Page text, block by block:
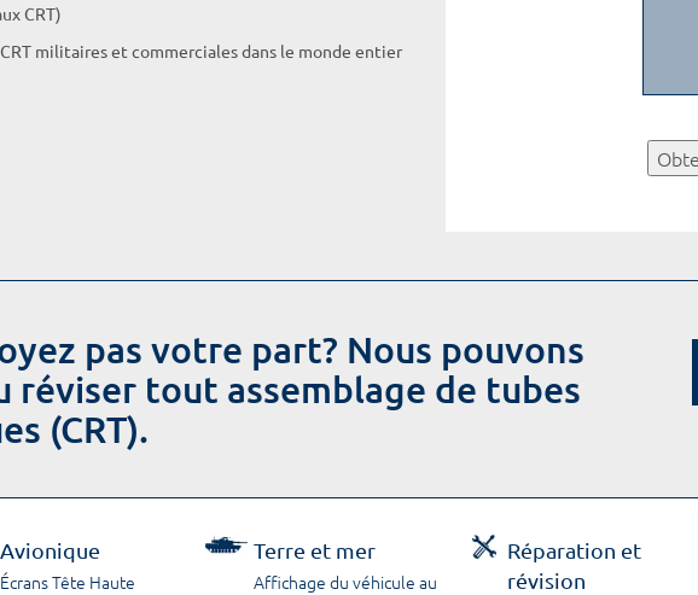
CRT)
militaires et commerciales dans le monde entier
pas votre part? Nous pouvons
réviser tout assemblage de tubes
(CRT).
Avionique
Écrans Tête Haute
Terre et mer
Affichage du véhicule au
Réparation et
révision